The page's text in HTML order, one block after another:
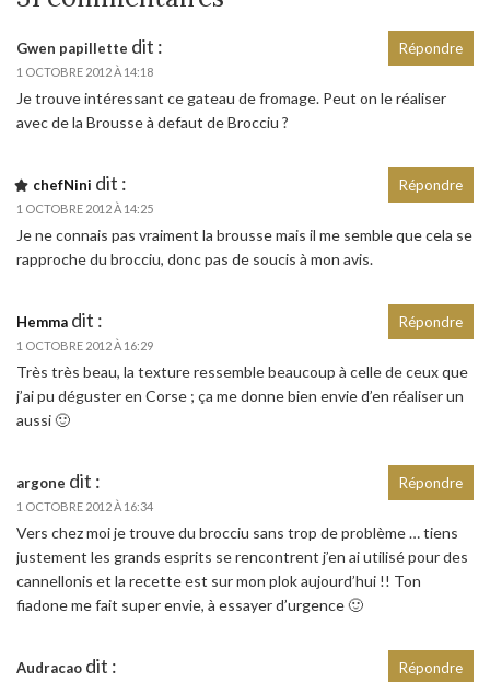
Gwen papillette dit :
1 OCTOBRE 2012 À 14:18
Je trouve intéressant ce gateau de fromage. Peut on le réaliser
avec de la Brousse à defaut de Brocciu ?
Répondre
chefNini dit :
1 OCTOBRE 2012 À 14:25
Je ne connais pas vraiment la brousse mais il me semble que cela se
rapproche du brocciu, donc pas de soucis à mon avis.
Répondre
Hemma dit :
1 OCTOBRE 2012 À 16:29
Très très beau, la texture ressemble beaucoup à celle de ceux que
j’ai pu déguster en Corse ; ça me donne bien envie d’en réaliser un
aussi 🙂
Répondre
argone dit :
1 OCTOBRE 2012 À 16:34
Vers chez moi je trouve du brocciu sans trop de problème … tiens
justement les grands esprits se rencontrent j’en ai utilisé pour des
cannellonis et la recette est sur mon plok aujourd’hui !! Ton
fiadone me fait super envie, à essayer d’urgence 🙂
Répondre
Audracao dit : Répondre